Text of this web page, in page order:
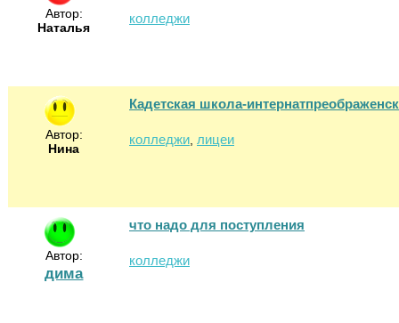
Автор:
Наталья
колледжи
Автор:
Нина
Кадетская школа-
колледжи лицеи
Автор:
дима
что надо для поступления
колледжи